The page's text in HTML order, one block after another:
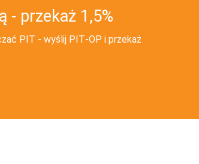
przekaż 1,5%
PIT - wyślij PIT‑OP i przekaż